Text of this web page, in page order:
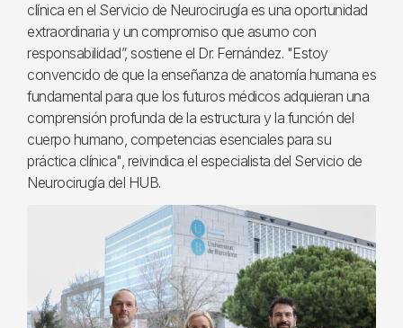
clínica en el Servicio de Neurocirugía es una oportunidad
extraordinaria y un compromiso que asumo con
responsabilidad”, sostiene el Dr. Fernández. "Estoy
convencido de que la enseñanza de anatomía humana es
fundamental para que los futuros médicos adquieran una
comprensión profunda de la estructura y la función del
cuerpo humano, competencias esenciales para su
práctica clínica", reivindica el especialista del Servicio de
Neurocirugía del HUB.